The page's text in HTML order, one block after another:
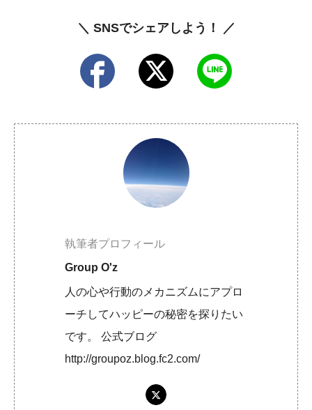
＼ SNSでシェアしよう！ ／
執筆者プロフィール
Group O'z
人の心や行動のメカニズムにアプロ
ーチしてハッピーの秘密を探りたい
です。 公式ブログ
http://groupoz.blog.fc2.com/